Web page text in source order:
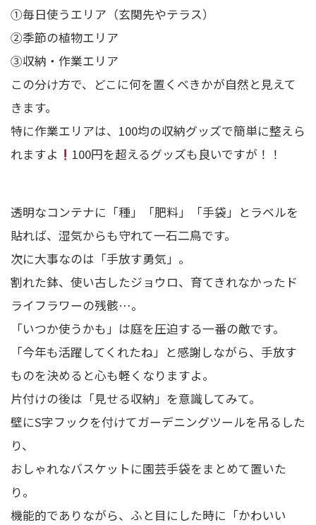
①毎日使うエリア（玄関先やテラス）
②季節の植物エリア
③収納・作業エリア
この分け方で、どこに何を置くべきかが自然と見えて
きます。
特に作業エリアは、100均の収納グッズで簡単に整えら
れますよ
100円を超えるグッズも良いですが！！
透明なコンテナに「種」「肥料」「手袋」とラベルを
貼れば、湿気からも守れて一石二鳥です。
次に大事なのは「手放す勇気」。
割れた鉢、使い古したジョウロ、育てきれなかったド
ライフラワーの残骸…。
「いつか使うかも」は庭を圧迫する一番の敵です。
「今年も活躍してくれたね」と感謝しながら、手放す
ものを決めると心も軽くなりますよ。
片付けの後は「見せる収納」を意識してみて。
壁にS字フックを付けてガーデニングツールを吊るした
り、
おしゃれなバスケットに園芸手袋をまとめて置いた
り。
機能的でありながら、ふと目にした時に「かわいい